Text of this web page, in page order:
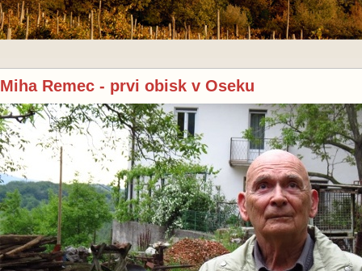
Miha Remec - prvi obisk v Oseku